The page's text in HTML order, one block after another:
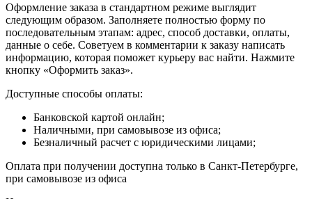
Оформление заказа в стандартном режиме выглядит
следующим образом. Заполняете полностью форму по
последовательным этапам: адрес, способ доставки, оплаты,
данные о себе. Советуем в комментарии к заказу написать
информацию, которая поможет курьеру вас найти. Нажмите
кнопку «Оформить заказ».
Доступные способы оплаты:
Банковской картой онлайн;
Наличными, при самовывозе из офиса;
Безналичный расчет с юридическими лицами;
Оплата при получении доступна только в Санкт-Петербурге,
при самовывозе из офиса